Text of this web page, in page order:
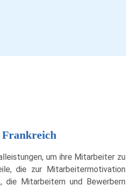
um ihre Mitarbeiter zu
die zur Mitarbeitermotivation
die Mitarbeitern und Bewerbern